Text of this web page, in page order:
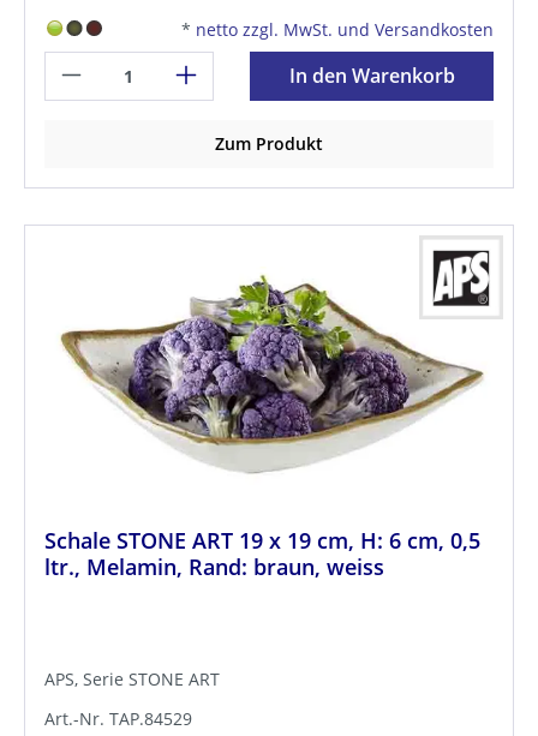
* netto zzgl. MwSt. und Versandkosten
In den Warenkorb
Zum Produkt
Schale STONE ART 19 x 19 cm, H: 6 cm, 0,5
ltr., Melamin, Rand: braun, weiss
APS, Serie STONE ART
Art.-Nr. TAP.84529